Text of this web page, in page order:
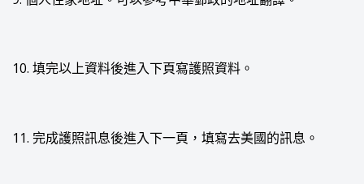
10. 填完以上資料後進入下頁寫護照資料。
11. 完成護照訊息後進入下一頁，填寫去美國的訊息。